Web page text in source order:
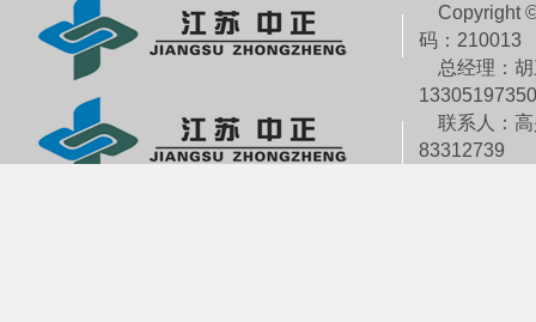
Copyright
码：
总经理：胡
联系人：
83312739